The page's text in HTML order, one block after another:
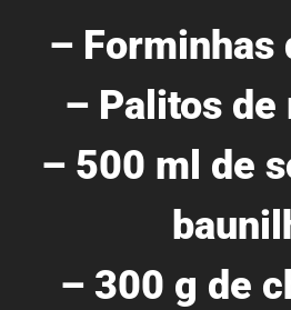
– Forminhas
– Palitos de
– 500 ml de
– 300 g de